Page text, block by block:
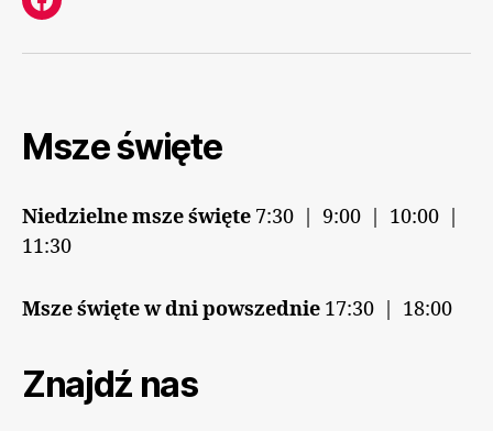
Facebook
Msze święte
Niedzielne msze święte 7:30 | 9:00 | 10:00 |
11:30
Msze święte w dni powszednie 17:30 | 18:00
Znajdź nas